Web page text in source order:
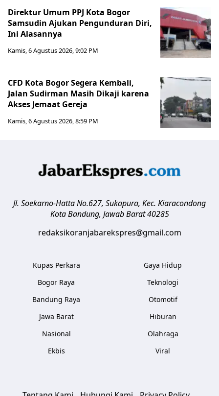
Direktur Umum PPJ Kota Bogor
Samsudin Ajukan Pengunduran Diri,
Ini Alasannya
Kamis, 6 Agustus 2026, 9:02 PM
CFD Kota Bogor Segera Kembali,
Jalan Sudirman Masih Dikaji karena
Akses Jemaat Gereja
Kamis, 6 Agustus 2026, 8:59 PM
Jl. Soekarno-Hatta No.627, Sukapura, Kec. Kiaracondong
Kota Bandung, Jawab Barat 40285
redaksikoranjabarekspres@gmail.com
Kupas Perkara
Bogor Raya
Bandung Raya
Jawa Barat
Nasional
Ekbis
Gaya Hidup
Teknologi
Otomotif
Hiburan
Olahraga
Viral